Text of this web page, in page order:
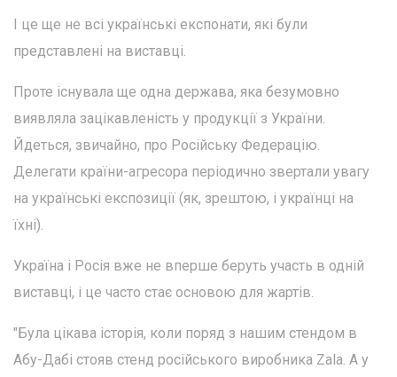
І це ще не всі українські експонати, які були
представлені на виставці.
Проте існувала ще одна держава, яка безумовно
виявляла зацікавленість у продукції з України.
Йдеться, звичайно, про Російську Федерацію.
Делегати країни-агресора періодично звертали увагу
на українські експозиції (як, зрештою, і українці на
їхні).
Україна і Росія вже не вперше беруть участь в одній
виставці, і це часто стає основою для жартів.
"Була цікава історія, коли поряд з нашим стендом в
Абу-Дабі стояв стенд російського виробника Zala. А у